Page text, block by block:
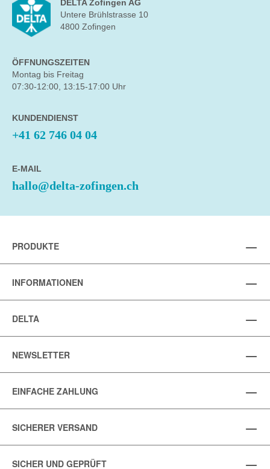
DELTA Zofingen AG
Untere Brühlstrasse 10
4800 Zofingen
ÖFFNUNGSZEITEN
Montag bis Freitag
07:30-12:00, 13:15-17:00 Uhr
KUNDENDIENST
+41 62 746 04 04
E-MAIL
hallo@delta-zofingen.ch
PRODUKTE
INFORMATIONEN
DELTA
NEWSLETTER
EINFACHE ZAHLUNG
SICHERER VERSAND
SICHER UND GEPRÜFT